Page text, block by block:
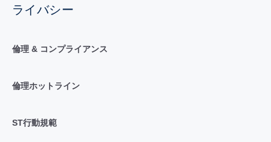
ライバシー
倫理 & コンプライアンス
倫理ホットライン
ST行動規範